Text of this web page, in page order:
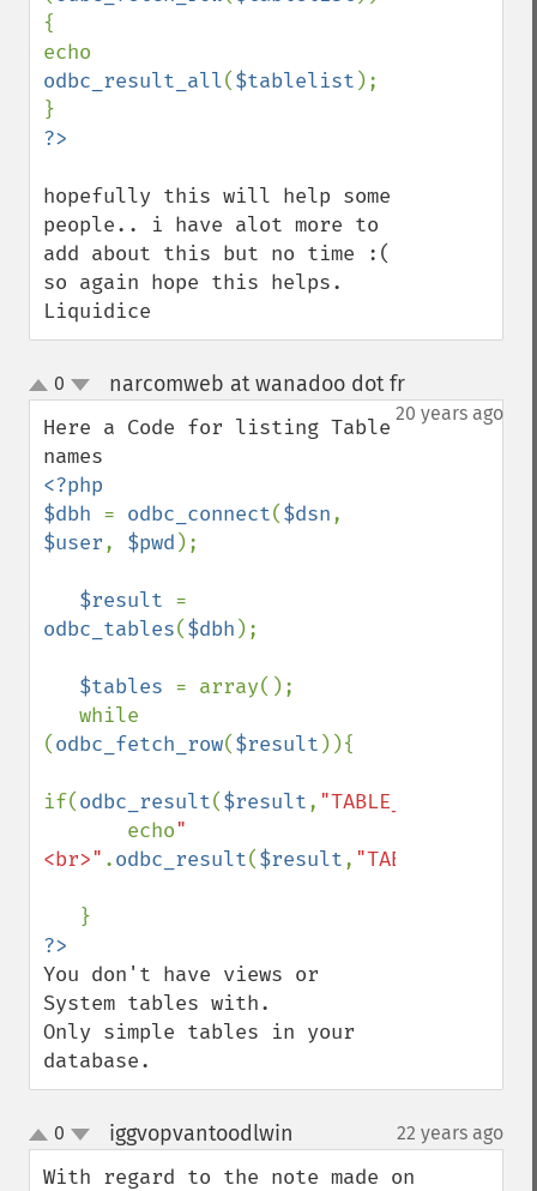
{
odbc_result_all($tablelist );
hopefully this will help some
people.. i have alot more to
add about this but no time :(
so again hope this helps.
Liquidice
up
down
0 narcomweb at wanadoo dot fr¶
20 years ago
Here a Code for listing Table
<?php
$dbh = odbc_connect($dsn
$user, $pwd );
$result
odbc_tables($dbh );
$tables = array();
(odbc_fetch_row($result )){
if(odbc_result($result, "TABLE_TYPE"
       echo
"
<br>" .odbc_result($result, "TABLE_NAME"
You don't have views or
System tables with.
Only simple tables in your
database.
up
down
0 iggvopvantoodlwin 22 years ago
With regard to the note made on